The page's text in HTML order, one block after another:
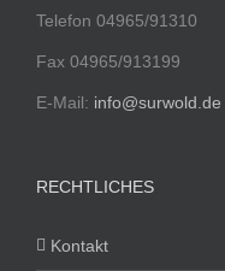
Telefon 04965/91310
Fax 04965/913199
E-Mail: info@surwold.de
RECHTLICHES
Kontakt